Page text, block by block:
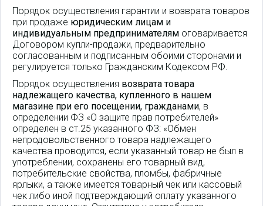
Порядок осуществления гарантии и возврата товаров
при продаже юридическим лицам и
индивидуальным предпринимателям оговаривается
Договором купли-продажи, предварительно
согласованным и подписанным обоими сторонами и
регулируется только Гражданским Кодексом РФ.
Порядок осуществления возврата товара
надлежащего качества, купленного в нашем
магазине при его посещении, гражданами, в
определении ФЗ «О защите прав потребителей»
определен в ст.25 указанного ФЗ: «Обмен
непродовольственного товара надлежащего
качества проводится, если указанный товар не был в
употреблении, сохранены его товарный вид,
потребительские свойства, пломбы, фабричные
ярлыки, а также имеется товарный чек или кассовый
чек либо иной подтверждающий оплату указанного